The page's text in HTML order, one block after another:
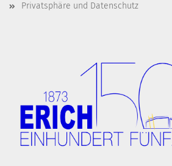
Privatsphäre und Datenschutz